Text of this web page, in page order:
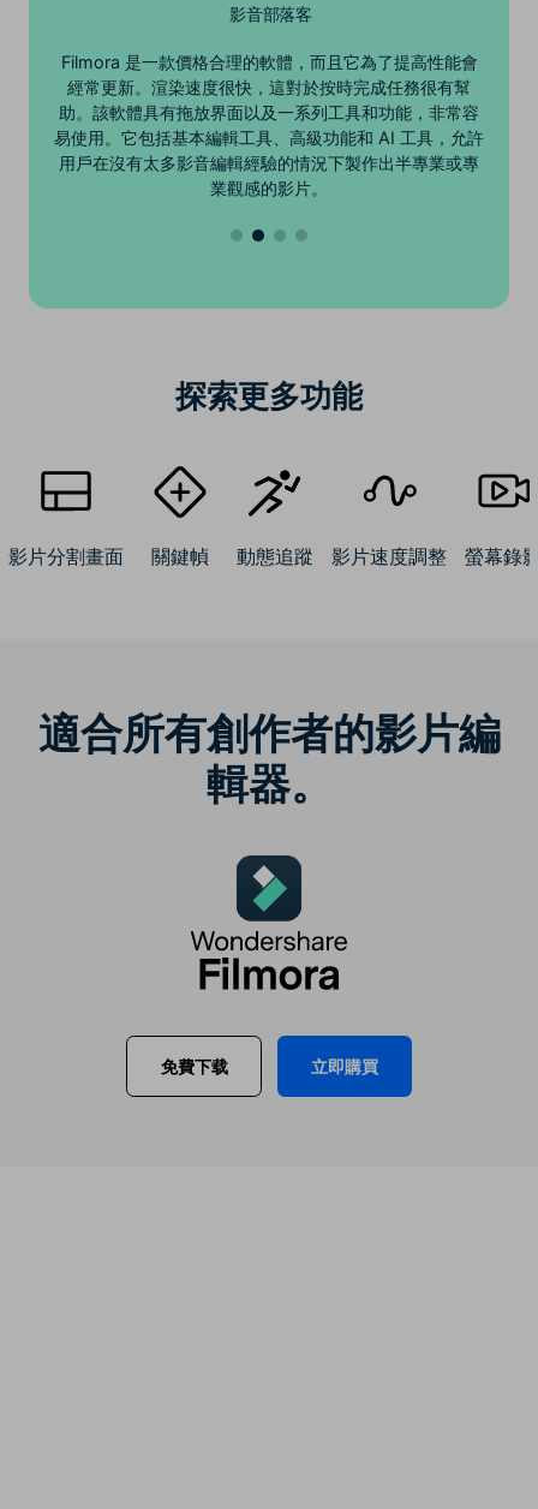
影音部落客
Filmora 是一款用戶友好的影片編輯軟體，它在編輯方面
提供了很大的靈活性。圖層很容易修改，而且模板庫對於
提高創造力很有幫助。
探索更多功能
影片分割畫面 關鍵幀 動態追蹤 影片速度調整 螢幕錄
適合所有創作者的影片編
輯器。
免費下载 立即購買